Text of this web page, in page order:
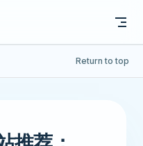
Return to top